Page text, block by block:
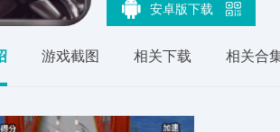
安卓版下载
游戏截图 相关下载 相关合